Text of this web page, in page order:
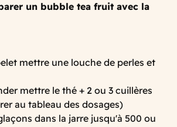
un bubble tea fruit avec la
mettre une louche de perles et
mettre le thé + 2 ou 3 cuillères
au tableau des dosages)
dans la jarre jusqu'à 500 ou